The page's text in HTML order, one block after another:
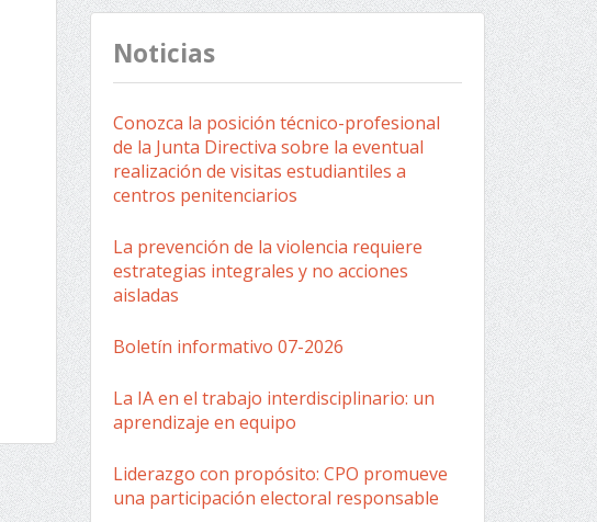
Noticias
Conozca la posición técnico-profesional
de la Junta Directiva sobre la eventual
realización de visitas estudiantiles a
centros penitenciarios
La prevención de la violencia requiere
estrategias integrales y no acciones
aisladas
Boletín informativo 07-2026
La IA en el trabajo interdisciplinario: un
aprendizaje en equipo
Liderazgo con propósito: CPO promueve
una participación electoral responsable